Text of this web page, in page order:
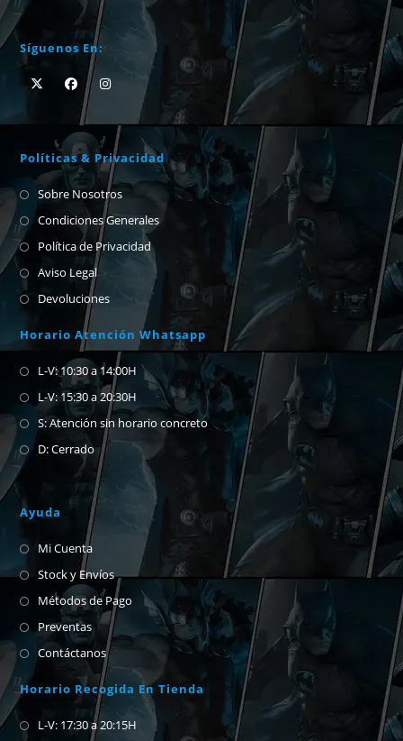
Síguenos En:
Políticas & Privacidad
Sobre Nosotros
Condiciones Generales
Política de Privacidad
Aviso Legal
Devoluciones
Horario Atención Whatsapp
L-V: 10:30 a 14:00H
L-V: 15:30 a 20:30H
S: Atención sin horario concreto
D: Cerrado
Ayuda
Mi Cuenta
Stock y Envíos
Métodos de Pago
Preventas
Contáctanos
Horario Recogida En Tienda
L-V: 17:30 a 20:15H